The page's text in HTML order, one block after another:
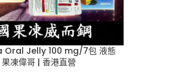
Jelly 100 mg/7包 液態
果凍偉哥 | 香港直營